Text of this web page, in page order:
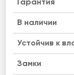
Гарантия
B наличии
Устойчив к
Замки